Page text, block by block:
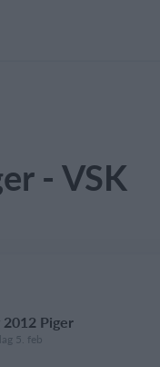
- VSK
2012 Piger
5. feb